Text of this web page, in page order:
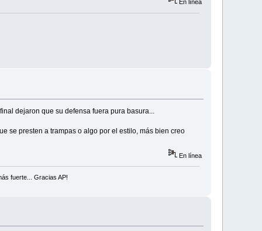
En línea
dejaron que su defensa fuera pura basura...
se presten a trampas o algo por el estilo, más bien creo
En línea
fuerte... Gracias AP!